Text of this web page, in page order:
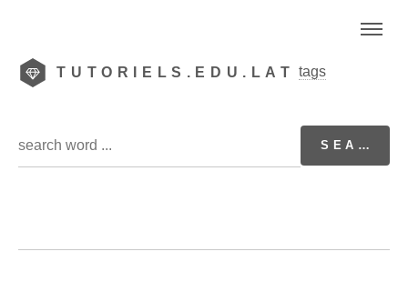
TUTORIELS.EDU.LAT tags